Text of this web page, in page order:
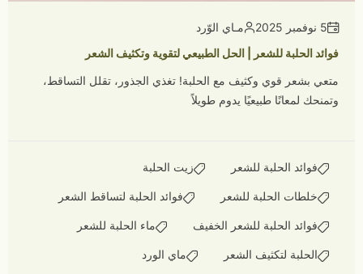
5 نوفمبر 2025
مـاي الوّرد
فوائد الحلبة للشعر | الحل الطبيعي لتقوية وتكثيف الشعر
متعي بشعر قوي وكثيف مع الحلبة! تغذي الجذور، تقلل التساقط،
وتمنحك لمعانًا طبيعيًا يدوم طويلاً
فوائد الحلبة للشعر زيت الحلبة
خلطات الحلبة للشعر فوائد الحلبة لتساقط الشعر
فوائد الحلبة للشعر الخفيف ماء الحلبة للشعر
الحلبة لتكثيف الشعر ماي الورد